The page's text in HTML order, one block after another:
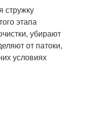
стружку
этапа
убирают
от патоки,
условиях